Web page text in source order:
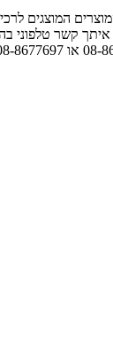
המוצגים
איתך קשר